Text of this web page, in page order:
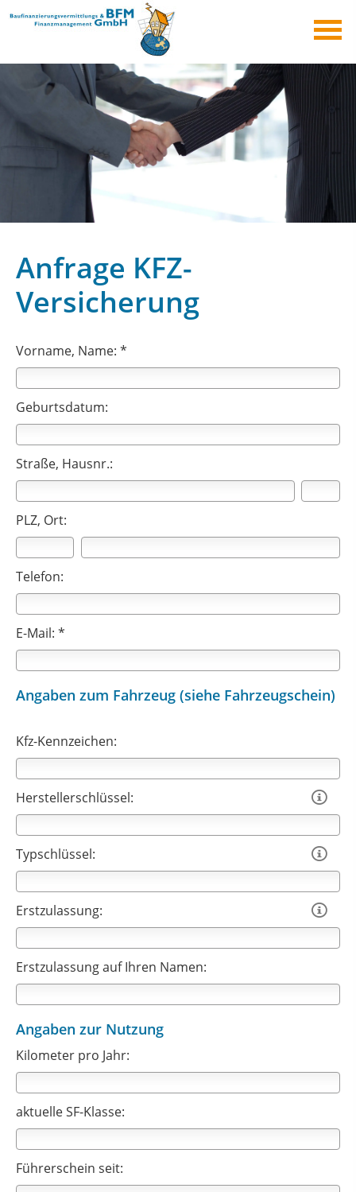
Anfrage KFZ-
Versicherung
Vorname, Name: *
Geburtsdatum:
Straße, Hausnr.:
PLZ, Ort:
Telefon:
E-Mail: *
Angaben zum Fahrzeug (siehe Fahrzeugschein)
Kfz-Kennzeichen:
Herstellerschlüssel: 
Typschlüssel: 
Erstzulassung: 
Erstzulassung auf Ihren Namen:
Angaben zur Nutzung
Kilometer pro Jahr:
aktuelle SF-Klasse:
Führerschein seit: